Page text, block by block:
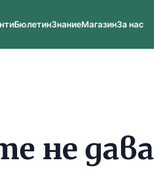
БюлетинЗнаниеМагазинЗа нас
не